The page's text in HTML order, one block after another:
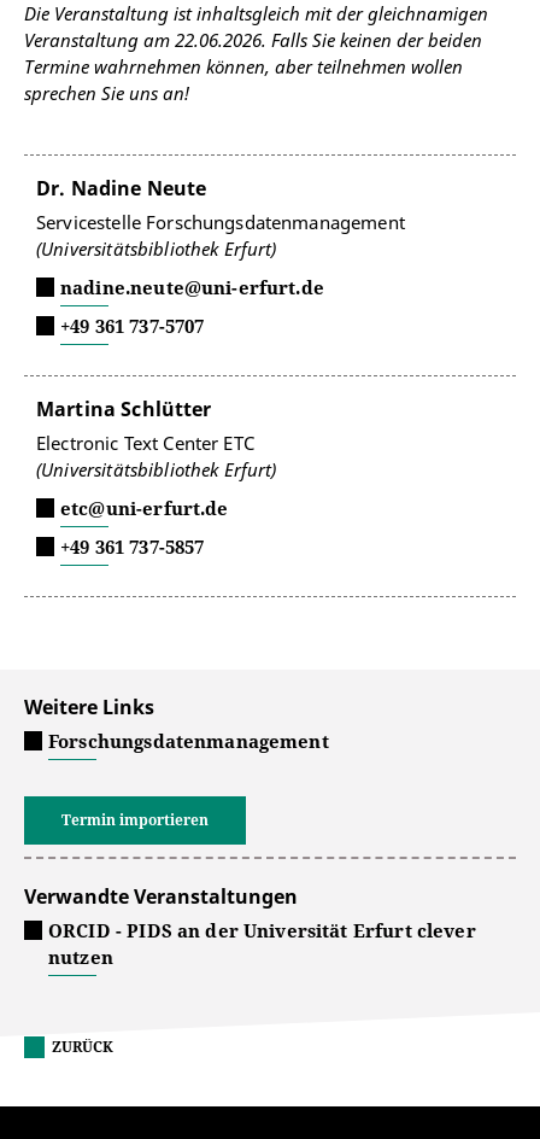
Die Veranstaltung ist inhaltsgleich mit der gleichnamigen
Veranstaltung am 22.06.2026. Falls Sie keinen der beiden
Termine wahrnehmen können, aber teilnehmen wollen
sprechen Sie uns an!
Dr. Nadine Neute
Servicestelle Forschungsdatenmanagement
(Universitätsbibliothek Erfurt)
nadine.neute@uni-erfurt.de
+49 361 737-5707
Martina Schlütter
Electronic Text Center ETC
(Universitätsbibliothek Erfurt)
etc@uni-erfurt.de
+49 361 737-5857
Weitere Links
Forschungsdatenmanagement
Termin importieren
Verwandte Veranstaltungen
ORCID - PIDS an der Universität Erfurt clever
nutzen
ZURÜCK